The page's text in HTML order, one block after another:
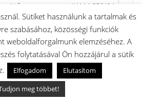
sütő JH11AC50/04
sütő HBF514BW0T/02
tűzhely HHF313BR0B/02
sütő HBF113BR0M/02
sütő
Sütiket használunk a tartalmak és
szabásához, közösségi funkciók
weboldalforgalmunk elemzéséhez. A
folytatásával Ön hozzájárul a sütik
Elfogadom
Elutasítom
meg többet!